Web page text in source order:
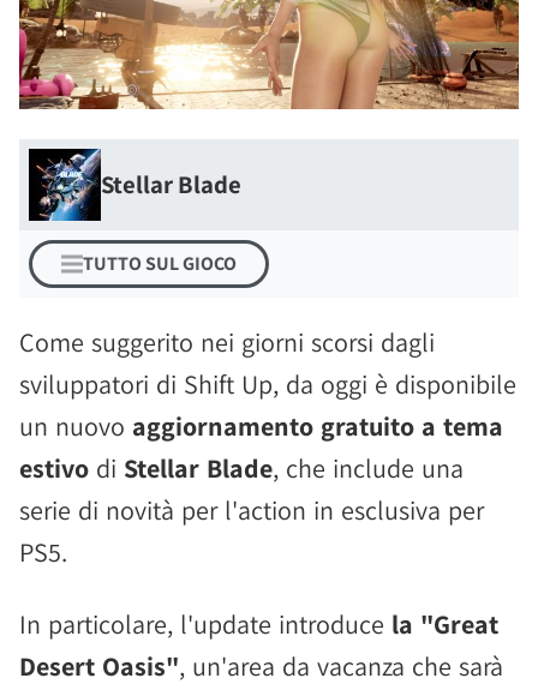
Stellar Blade
TUTTO SUL GIOCO
Come suggerito nei giorni scorsi dagli
sviluppatori di Shift Up, da oggi è disponibile
un nuovo aggiornamento gratuito a tema
estivo di Stellar Blade, che include una
serie di novità per l'action in esclusiva per
PS5.
In particolare, l'update introduce la "Great
Desert Oasis", un'area da vacanza che sarà